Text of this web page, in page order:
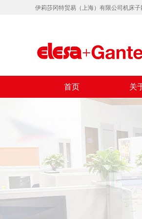
伊莉莎冈特贸易（上海）有限公司机床子
首页 关